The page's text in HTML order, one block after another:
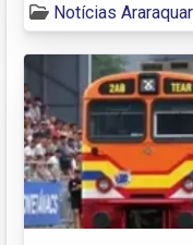
Notícias